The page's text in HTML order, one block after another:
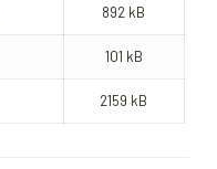
892 kB
101 kB
2159 kB